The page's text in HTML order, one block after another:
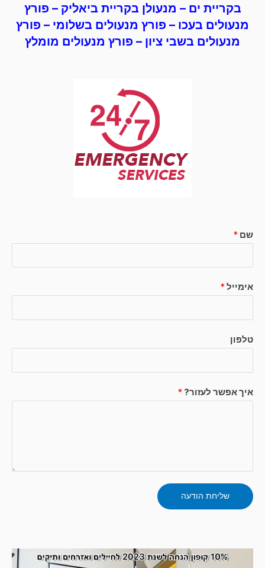
בקריית ים – מנעולן בקריית ביאליק – פורץ
מנעולים בעכו – פורץ מנעולים בשלומי – פורץ
מנעולים בשבי ציון – פורץ מנעולים מומלץ
שם *
אימייל*
טלפון
איך אפשר לעזור? *
שליחת הודעה